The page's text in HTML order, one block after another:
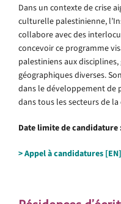
Dans un contexte de crise
culturelle palestinienne,
collabore avec des
concevoir ce programme
palestiniens aux
géographiques diverses.
dans le développement de
dans tous les secteurs de
Date limite de candidature
> Appel à candidatures [EN]